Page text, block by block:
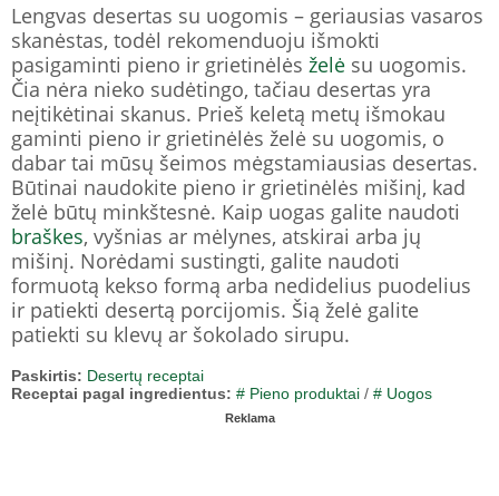
Lengvas desertas su uogomis – geriausias vasaros
skanėstas, todėl rekomenduoju išmokti
pasigaminti pieno ir grietinėlės želė su uogomis.
Čia nėra nieko sudėtingo, tačiau desertas yra
neįtikėtinai skanus. Prieš keletą metų išmokau
gaminti pieno ir grietinėlės želė su uogomis, o
dabar tai mūsų šeimos mėgstamiausias desertas.
Būtinai naudokite pieno ir grietinėlės mišinį, kad
želė būtų minkštesnė. Kaip uogas galite naudoti
braškes, vyšnias ar mėlynes, atskirai arba jų
mišinį. Norėdami sustingti, galite naudoti
formuotą kekso formą arba nedidelius puodelius
ir patiekti desertą porcijomis. Šią želė galite
patiekti su klevų ar šokolado sirupu.
Paskirtis: Desertų receptai
Receptai pagal ingredientus: # Pieno produktai / # Uogos
Reklama